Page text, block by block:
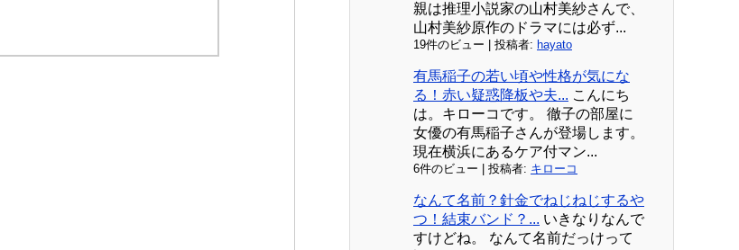
親は推理小説家の山村美紗さんで、
山村美紗原作のドラマには必ず...
19件のビュー 投稿者: hayato
有馬稲子の若い頃や性格が気にな
る！赤い疑惑降板や夫... こんにち
は。キローコです。 徹子の部屋に
女優の有馬稲子さんが登場します。
現在横浜にあるケア付マン...
6件のビュー 投稿者: キローコ
なんて名前？針金でねじねじするや
つ！結束バンド？... いきなりなんで
すけどね。 なんて名前だっけって